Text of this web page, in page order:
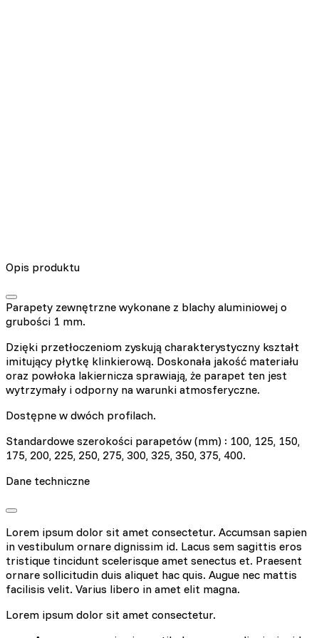
Opis produktu
Parapety zewnętrzne wykonane z blachy aluminiowej o
grubości 1 mm.
Dzięki przetłoczeniom zyskują charakterystyczny kształt
imitujący płytkę klinkierową. Doskonała jakość materiału
oraz powłoka lakiernicza sprawiają, że parapet ten jest
wytrzymały i odporny na warunki atmosferyczne.
Dostępne w dwóch profilach.
Standardowe szerokości parapetów (mm) : 100, 125, 150,
175, 200, 225, 250, 275, 300, 325, 350, 375, 400.
Dane techniczne
Lorem ipsum dolor sit amet consectetur. Accumsan sapien
in vestibulum ornare dignissim id. Lacus sem sagittis eros
tristique tincidunt scelerisque amet senectus et. Praesent
ornare sollicitudin duis aliquet hac quis. Augue nec mattis
facilisis velit. Varius libero in amet elit magna.
Lorem ipsum dolor sit amet consectetur.